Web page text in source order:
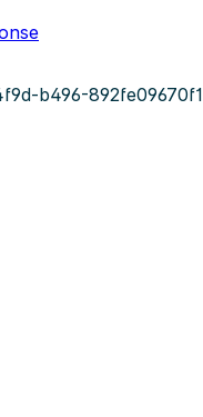
b496-892fe09670f1